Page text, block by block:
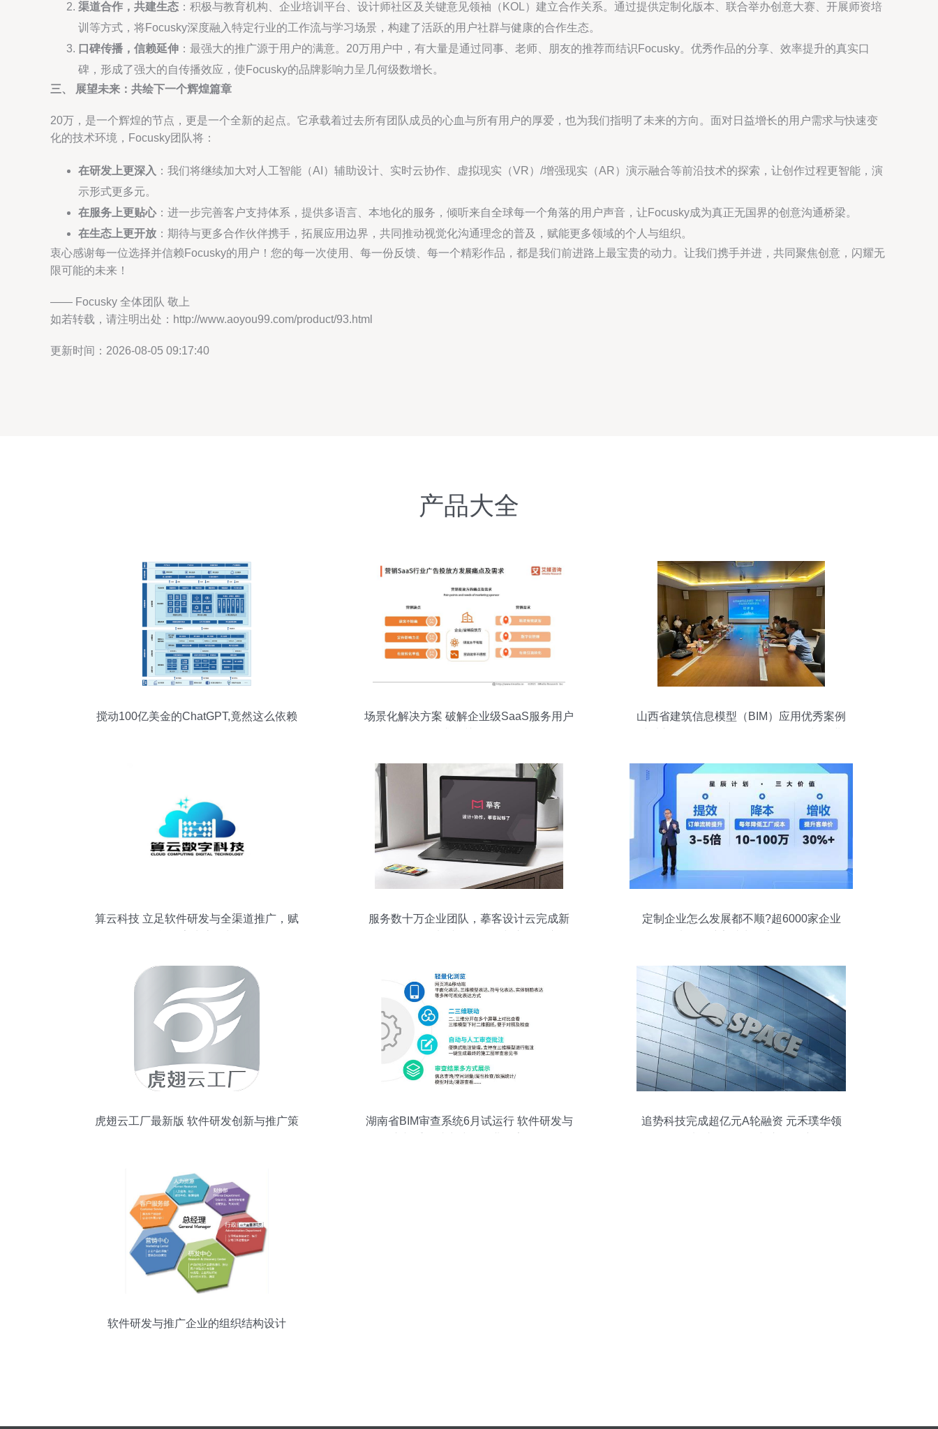
渠道合作，共建生态 ：积极与教育机构、企业培训平台、设计师社区及关键意见领袖（KOL）建立合作关系。通过提供定制化版本、联合举办创意大赛、开展师资培
训等方式，将Focusky深度融入特定行业的工作流与学习场景，构建了活跃的用户社群与健康的合作生态。
口碑传播，信赖延伸 ：最强大的推广源于用户的满意。20万用户中，有大量是通过同事、老师、朋友的推荐而结识Focusky。优秀作品的分享、效率提升的真实口
碑，形成了强大的自传播效应，使Focusky的品牌影响力呈几何级数增长。
三、 展望未来：共绘下一个辉煌篇章
20万，是一个辉煌的节点，更是一个全新的起点。它承载着过去所有团队成员的心血与所有用户的厚爱，也为我们指明了未来的方向。面对日益增长的用户需求与快速变
化的技术环境，Focusky团队将：
在研发上更深入 ：我们将继续加大对人工智能（AI）辅助设计、实时云协作、虚拟现实（VR）/增强现实（AR）演示融合等前沿技术的探索，让创作过程更智能，演
示形式更多元。
在服务上更贴心：进一步完善客户支持体系，提供多语言、本地化的服务，倾听来自全球每一个角落的用户声音，让Focusky成为真正无国界的创意沟通桥梁。
在生态上更开放 ：期待与更多合作伙伴携手，拓展应用边界，共同推动视觉化沟通理念的普及，赋能更多领域的个人与组织。
衷心感谢每一位选择并信赖Focusky的用户！您的每一次使用、每一份反馈、每一个精彩作品，都是我们前进路上最宝贵的动力。让我们携手并进，共同聚焦创意，闪耀无
限可能的未来！
—— Focusky 全体团队 敬上
如若转载，请注明出处：http://www.aoyou99.com/product/93.html
更新时间：2026-08-05 09:17:40
产品大全
搅动100亿美金的ChatGPT,竟然这么依赖
场景化解决方案 破解企业级SaaS服务用户
山西省建筑信息模型（BIM）应用优秀案例
算云科技 立足软件研发与全渠道推广，赋
服务数十万企业团队，摹客设计云完成新
定制企业怎么发展都不顺?超6000家企业
虎翅云工厂最新版 软件研发创新与推广策
湖南省BIM审查系统6月试运行 软件研发与
追势科技完成超亿元A轮融资 元禾璞华领
软件研发与推广企业的组织结构设计